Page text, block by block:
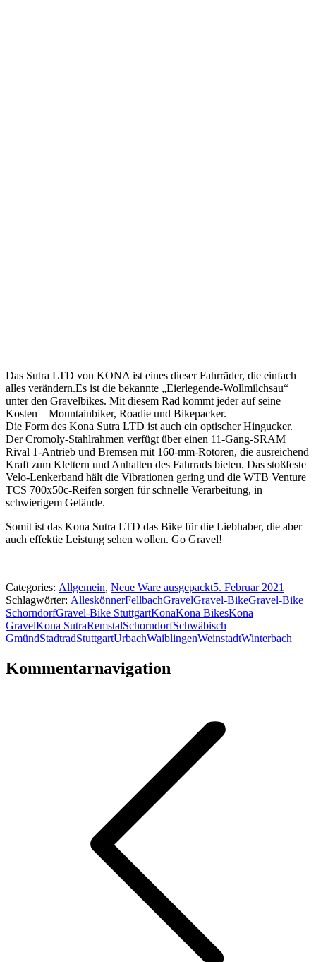
Das Sutra LTD von KONA ist eines dieser Fahrräder, die einfach
alles verändern.Es ist die bekannte „Eierlegende-Wollmilchsau“
unter den Gravelbikes. Mit diesem Rad kommt jeder auf seine
Kosten – Mountainbiker, Roadie und Bikepacker.
Die Form des Kona Sutra LTD ist auch ein optischer Hingucker.
Der Cromoly-Stahlrahmen verfügt über einen 11-Gang-SRAM
Rival 1-Antrieb und Bremsen mit 160-mm-Rotoren, die ausreichend
Kraft zum Klettern und Anhalten des Fahrrads bieten. Das stoßfeste
Velo-Lenkerband hält die Vibrationen gering und die WTB Venture
TCS 700x50c-Reifen sorgen für schnelle Verarbeitung, in
schwierigem Gelände.
Somit ist das Kona Sutra LTD das Bike für die Liebhaber, die aber
auch effektie Leistung sehen wollen. Go Gravel!
Categories: Allgemein, Neue Ware ausgepackt5. Februar 2021
Schlagwörter: AlleskönnerFellbachGravelGravel-BikeGravel-Bike
SchorndorfGravel-Bike StuttgartKonaKona BikesKona
GravelKona SutraRemstalSchorndorfSchwäbisch
GmündStadtradStuttgartUrbachWaiblingenWeinstadtWinterbach
Kommentarnavigation